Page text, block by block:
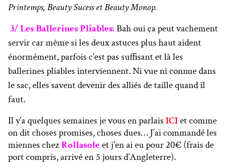
Printemps, Beauty Sucess et Beauty Monop.
3/ Les Ballerines Pliables:Bah oui ça peut vachement
servir car même si les deux astuces plus haut aident
énormément, parfois c’est pas suffisant et là les
ballerines pliables interviennent. Ni vue ni connue dans
le sac, elles savent devenir des alliés de taille quand il
faut.
Il y’a quelques semaines je vous en parlais ICIet comme
on dit choses promises, choses dues… J’ai commandé les
miennes chezRollasole et j’en ai eu pour 20€ (frais de
port compris, arrivé en 5 jours d’Angleterre).